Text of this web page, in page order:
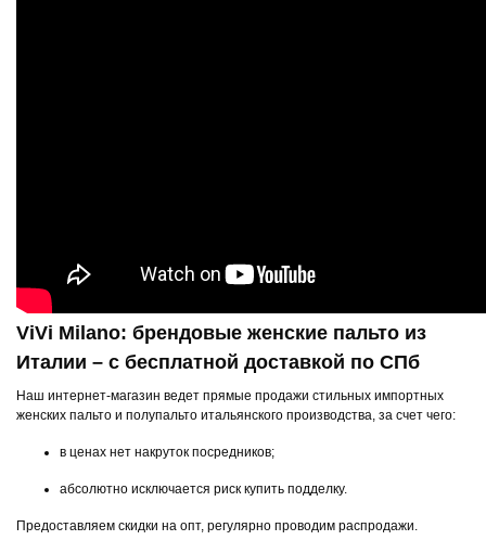
ViVi Milano: брендовые женские пальто из
Италии – с бесплатной доставкой по СПб
Наш интернет-магазин ведет прямые продажи стильных импортных
женских пальто и полупальто итальянского производства, за счет чего:
в ценах нет накруток посредников;
абсолютно исключается риск купить подделку.
Предоставляем скидки на опт, регулярно проводим распродажи.